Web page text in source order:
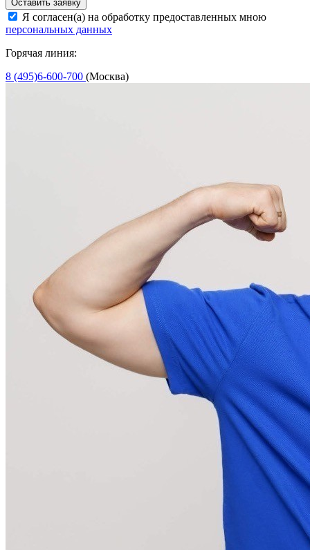
Оставить заявку
Я согласен(а) на обработку предоставленных мною
персональных данных
Горячая линия:
8 (495)6-600-700 (Москва)